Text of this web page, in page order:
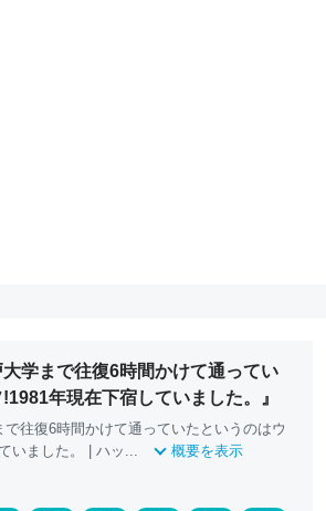
大学まで往復6時間かけて通ってい
年現在下宿していました。』
往復6時間かけて通っていたというのはウ
いました。 | ハッ...
概要を表示